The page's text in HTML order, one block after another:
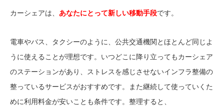
カーシェアは、 あなたにとって新しい移動手段です。
電車やバス、タクシーのように、公共交通機関とほとんど同じよ
うに使えることが理想です。いつどこに降り立ってもカーシェア
のステーションがあり、ストレスを感じさせないインフラ整備の
整っているサービスがおすすめです。また継続して使っていくた
めに利用料金が安いことも条件です。整理すると、